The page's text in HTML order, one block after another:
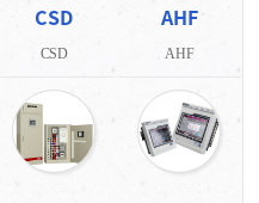
CSD
CSD
AHF
AHF